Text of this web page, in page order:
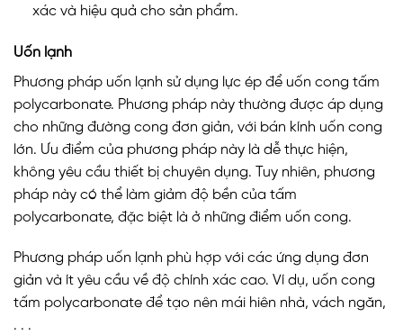
xác và hiệu quả cho sản phẩm.
Uốn lạnh
Phương pháp uốn lạnh sử dụng lực ép để uốn cong tấm
polycarbonate. Phương pháp này thường được áp dụng
cho những đường cong đơn giản, với bán kính uốn cong
lớn. Ưu điểm của phương pháp này là dễ thực hiện,
không yêu cầu thiết bị chuyên dụng. Tuy nhiên, phương
pháp này có thể làm giảm độ bền của tấm
polycarbonate, đặc biệt là ở những điểm uốn cong.
Phương pháp uốn lạnh phù hợp với các ứng dụng đơn
giản và ít yêu cầu về độ chính xác cao. Ví dụ, uốn cong
tấm polycarbonate để tạo nên mái hiên nhà, vách ngăn,
. . .